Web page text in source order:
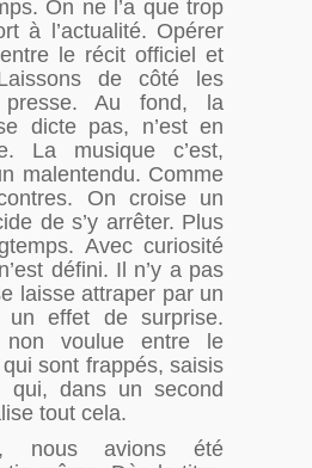
On ne l’a que trop
à l’actualité. Opérer
le récit officiel et
de côté les
Au fond, la
dicte pas, n’est en
La musique c’est,
malentendu. Comme
On croise un
de s’y arrêter. Plus
Avec curiosité
défini. Il n’y a pas
laisse attraper par un
un effet de surprise.
non voulue entre le
sont frappés, saisis
qui, dans un second
tout cela.
nous avions été